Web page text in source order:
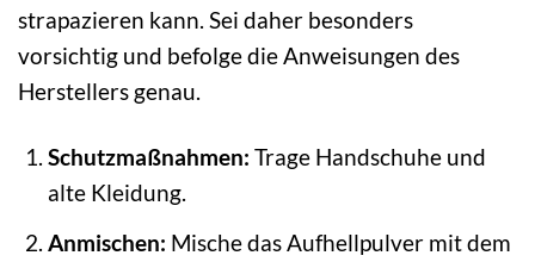
strapazieren kann. Sei daher besonders
vorsichtig und befolge die Anweisungen des
Herstellers genau.
Schutzmaßnahmen: Trage Handschuhe und
alte Kleidung.
Anmischen: Mische das Aufhellpulver mit dem